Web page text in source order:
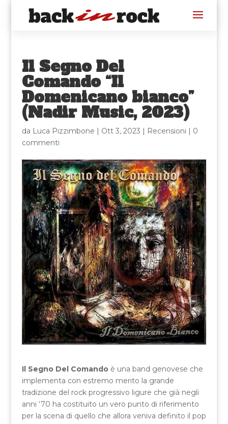
Il Segno Del
Comando “Il
Domenicano bianco”
(Nadir Music, 2023)
da Luca Pizzimbone | Ott 3, 2023 | Recensioni | 0
commenti
Il Segno Del Comandoè una band genovese che
implementa con estremo merito la grande
tradizione del rock progressivo ligure che già negli
anni ‘70 ha costituito un vero punto di riferimento
per la scena di quello che allora veniva definito il pop